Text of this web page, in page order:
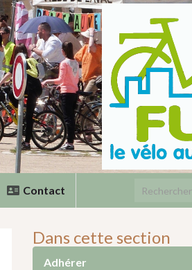
Contact Search for:
Dans cette section
Adhérer